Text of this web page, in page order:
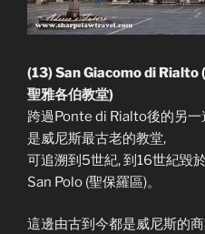
(13) San Giacomo di Rialto
聖雅各伯教堂)
跨過Ponte di Rialto後的另
是威尼斯最古老的教堂,
可追溯到5世紀, 到16世紀毀
San Polo (聖保羅區)。
這邊由古到今都是威尼斯的